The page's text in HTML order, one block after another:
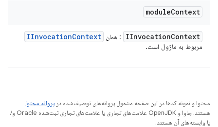
moduleContext
IInvocationContext : همان IInvocationContext
مربوط به ماژول است.
محتوا و نمونه کدها در این صفحه مشمول پروانه‌های توصیف‌شده در پروانه محتوا
هستند. جاوا و OpenJDK علامت‌های تجاری یا علامت‌های تجاری ثبت‌شده Oracle و/
یا وابسته‌های آن هستند.